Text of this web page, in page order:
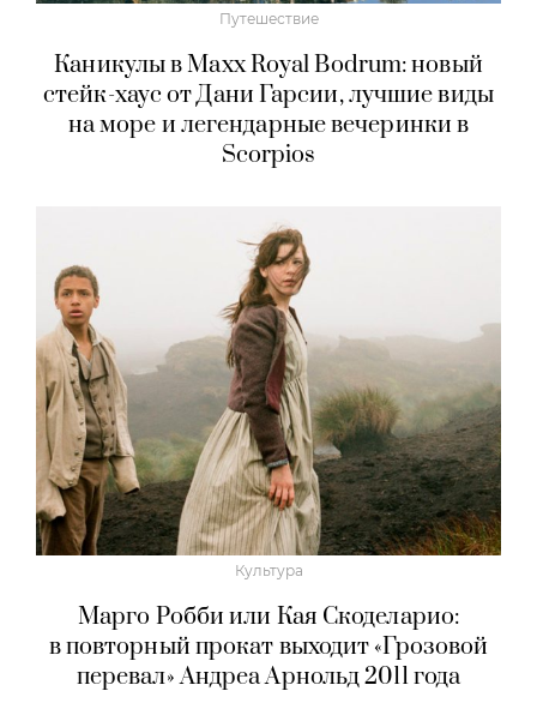
Путешествие
Каникулы в Maxx Royal Bodrum: новый
стейк-хаус от Дани Гарсии, лучшие виды
на море и легендарные вечеринки в
Scorpios
Культура
Марго Робби или Кая Скоделарио:
в повторный прокат выходит «Грозовой
перевал» Андреа Арнольд 2011 года